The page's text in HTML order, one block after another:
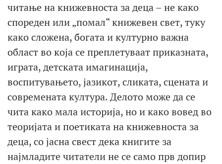
читање на книжевноста за деца – не како
спореден или „помал“ книжевен свет, туку
како сложена, богата и културно важна
област во која се преплетуваат приказната,
играта, детската имагинација,
воспитувањето, јазикот, сликата, сцената и
современата култура. Делото може да се
чита како мала историја, но и како вовед во
теоријата и поетиката на книжевноста за
деца, со јасна свест дека книгите за
најмладите читатели не се само прв допир